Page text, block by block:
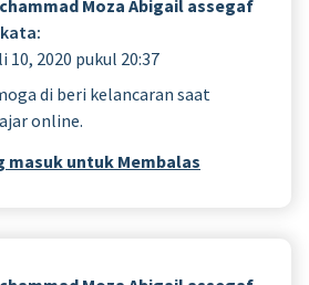
Moza Abigail assegaf
10, 2020 pukul 20:37
di beri kelancaran saat
online.
masuk untuk Membalas